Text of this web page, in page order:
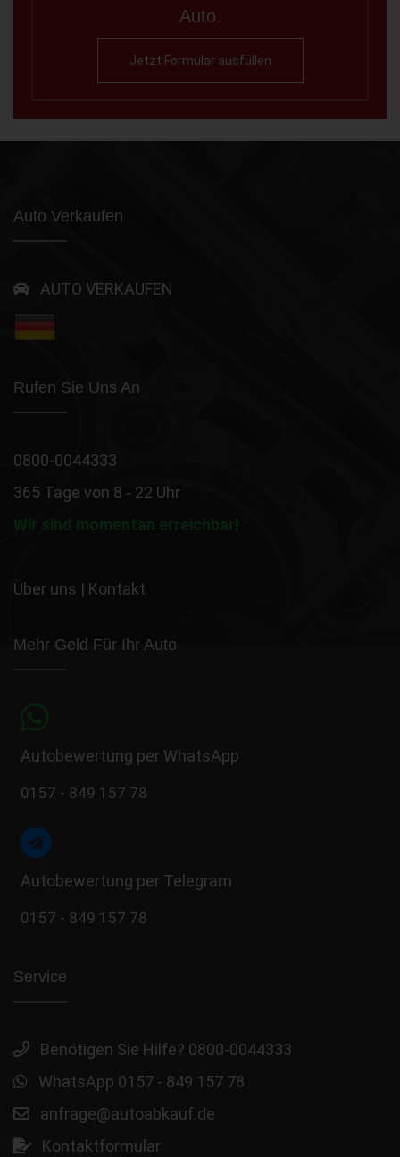
Auto.
Jetzt Formular ausfüllen
Auto Verkaufen
AUTO VERKAUFEN
Rufen Sie Uns An
0800-0044333
365 Tage von 8 - 22 Uhr
Wir sind momentan erreichbar!
Über uns | Kontakt
Mehr Geld Für Ihr Auto
Autobewertung per WhatsApp
0157 - 849 157 78
Autobewertung per Telegram
0157 - 849 157 78
Service
Benötigen Sie Hilfe? 0800-0044333
WhatsApp 0157 - 849 157 78
anfrage@autoabkauf.de
Kontaktformular